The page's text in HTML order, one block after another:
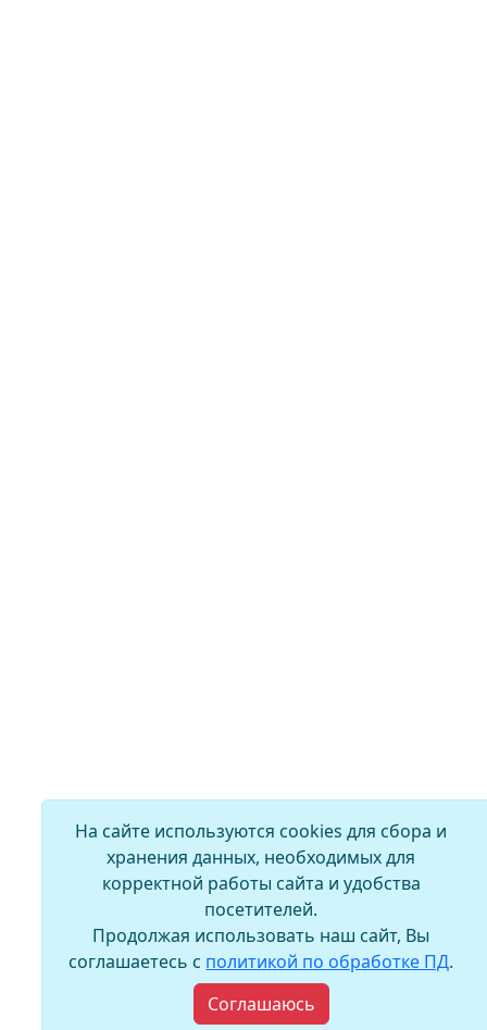
На сайте используются cookies для сбора и
хранения данных, необходимых для
корректной работы сайта и удобства
посетителей.
Продолжая использовать наш сайт, Вы
соглашаетесь с политикой по обработке ПД.
Соглашаюсь